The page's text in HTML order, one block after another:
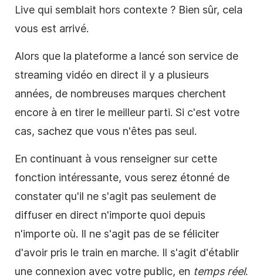
Live qui semblait hors contexte ? Bien sûr, cela
vous est arrivé.
Alors que la plateforme a lancé son service de
streaming vidéo en direct il y a plusieurs
années, de nombreuses marques cherchent
encore à en tirer le meilleur parti. Si c'est votre
cas, sachez que vous n'êtes pas seul.
En continuant à vous renseigner sur cette
fonction intéressante, vous serez étonné de
constater qu'il ne s'agit pas seulement de
diffuser en direct n'importe quoi depuis
n'importe où. Il ne s'agit pas de se féliciter
d'avoir pris le train en marche. Il s'agit d'établir
une connexion avec votre public, en temps réel.